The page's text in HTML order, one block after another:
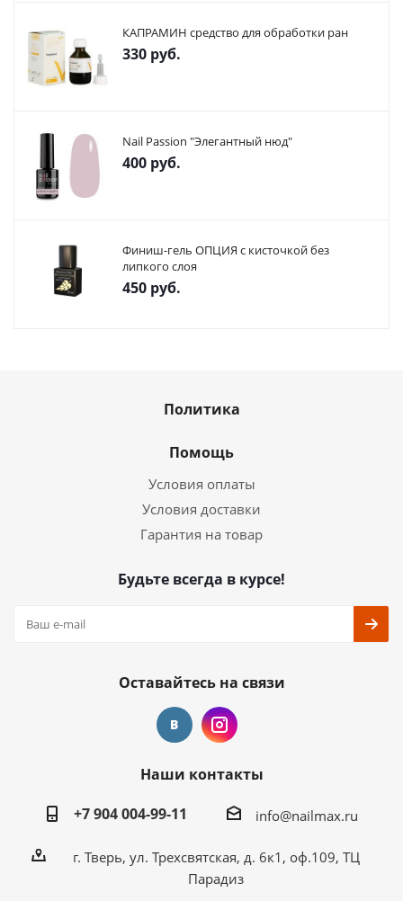
КАПРАМИН средство для обработки ран
330 руб.
Nail Passion "Элегантный нюд"
400 руб.
Финиш-гель ОПЦИЯ с кисточкой без
липкого слоя
450 руб.
Политика
Помощь
Условия оплаты
Условия доставки
Гарантия на товар
Будьте всегда в курсе!
Оставайтесь на связи
Наши контакты
+7 904 004-99-11
info@nailmax.ru
г. Тверь, ул. Трехсвятская, д. 6к1, оф.109, ТЦ
Парадиз